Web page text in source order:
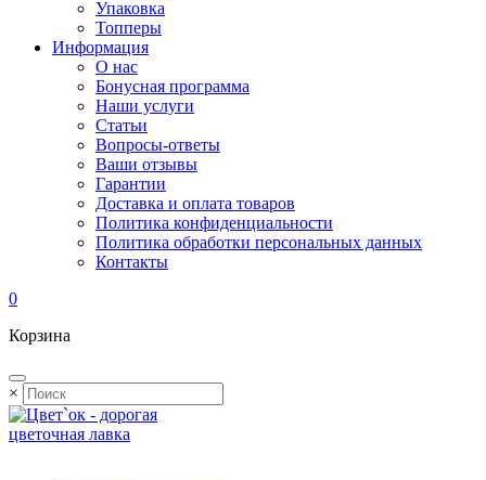
Упаковка
Топперы
Информация
О нас
Бонусная программа
Наши услуги
Статьи
Вопросы-ответы
Ваши отзывы
Гарантии
Доставка и оплата товаров
Политика конфиденциальности
Политика обработки персональных данных
Контакты
0
Корзина
×